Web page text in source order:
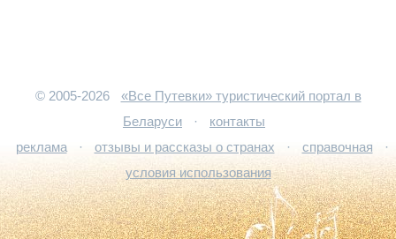
© 2005-2026
«Все Путевки» туристический портал в
Беларуси
·
контакты
реклама
· отзывы и рассказы о странах · справочная
·
условия использования